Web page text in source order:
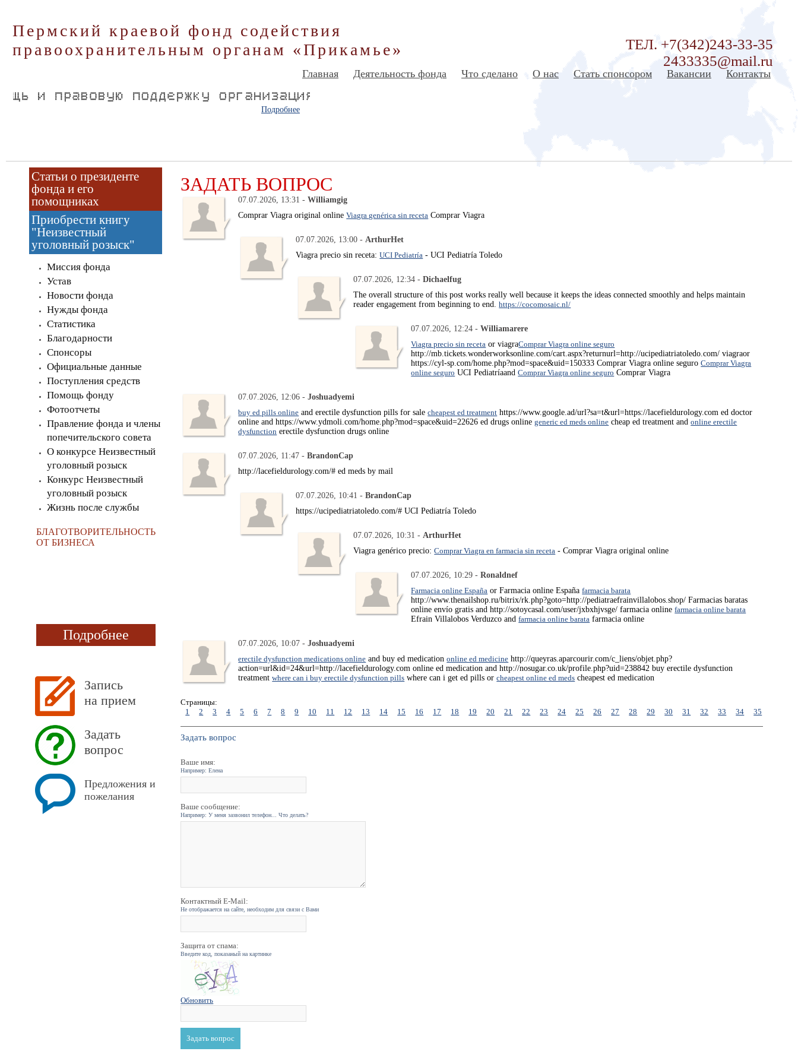
Пермский краевой фонд содействия
правоохранительным органам «Прикамье»
ТЕЛ. +7(342)243-33-35
2433335@mail.ru
Главная Деятельность фонда Что сделано О нас Стать спонсором Вакансии Контакты
Подробнее
Статьи о президенте
фонда и его
помощниках
Приобрести книгу
"Неизвестный
уголовный розыск"
Миссия фонда
Устав
Новости фонда
Нужды фонда
Статистика
Благодарности
Спонсоры
Официальные данные
Поступления средств
Помощь фонду
Фотоотчеты
Правление фонда и члены
попечительского совета
О конкурсе Неизвестный
уголовный розыск
Конкурс Неизвестный
уголовный розыск
Жизнь после службы
БЛАГОТВОРИТЕЛЬНОСТЬ
ОТ БИЗНЕСА
Подробнее
Запись
на прием
Задать
вопрос
Предложения и
пожелания
ЗАДАТЬ ВОПРОС
07.07.2026, 13:31 -Williamgig
Comprar Viagra original onlineViagra genérica sin receta Comprar Viagra
07.07.2026, 13:00 -ArthurHet
Viagra precio sin receta:UCI Pediatría - UCI Pediatría Toledo
07.07.2026, 12:34 -Dichaelfug
The overall structure of this post works really well because it keeps the ideas connected smoothly and helps maintain
reader engagement from beginning to end.https://cocomosaic.nl/
07.07.2026, 12:24 -Williamarere
Viagra precio sin receta or viagraComprar Viagra online seguro
http://mb.tickets.wonderworksonline.com/cart.aspx?returnurl=http://ucipediatriatoledo.com/ viagraor
https://cyl-sp.com/home.php?mod=space&uid=150333 Comprar Viagra online seguroComprar Viagra
online seguro UCI PediatríaandComprar Viagra online seguro Comprar Viagra
07.07.2026, 12:06 -Joshuadyemi
buy ed pills online and erectile dysfunction pills for salecheapest ed treatment https://www.google.ad/url?sa=t&url=https://lacefieldurology.com ed doctor
online and https://www.ydmoli.com/home.php?mod=space&uid=22626 ed drugs onlinegeneric ed meds online cheap ed treatment andonline erectile
dysfunction erectile dysfunction drugs online
07.07.2026, 11:47 -BrandonCap
http://lacefieldurology.com/# ed meds by mail
07.07.2026, 10:41 -BrandonCap
https://ucipediatriatoledo.com/# UCI Pediatría Toledo
07.07.2026, 10:31 -ArthurHet
Viagra genérico precio:Comprar Viagra en farmacia sin receta - Comprar Viagra original online
07.07.2026, 10:29 -Ronaldnef
Farmacia online España or Farmacia online Españafarmacia barata
http://www.thenailshop.ru/bitrix/rk.php?goto=http://pediatraefrainvillalobos.shop/ Farmacias baratas
online envío gratis and http://sotoycasal.com/user/jxbxhjvsge/ farmacia onlinefarmacia online barata
Efrain Villalobos Verduzco andfarmacia online barata farmacia online
07.07.2026, 10:07 -Joshuadyemi
erectile dysfunction medications online and buy ed medicationonline ed medicine http://queyras.aparcourir.com/c_liens/objet.php?
action=url&id=24&url=http://lacefieldurology.com online ed medication and http://nosugar.co.uk/profile.php?uid=238842 buy erectile dysfunction
treatmentwhere can i buy erectile dysfunction pills where can i get ed pills orcheapest online ed meds cheapest ed medication
Страницы:
1
2 3 4 5 6 7 8 9 10 11 12 13 14 15 16 17 18 19 20 21 22 23 24 25 26 27 28 29 30 31 32 33 34 35
Задать вопрос
Ваше имя:
Например: Елена
Ваше сообщение:
Например: У меня зазвонил телефон... Что делать?
Контактный E-Mail:
Не отображается на сайте, необходим для связи с Вами
Защита от спама:
Введите код, показаный на картинке
Обновить